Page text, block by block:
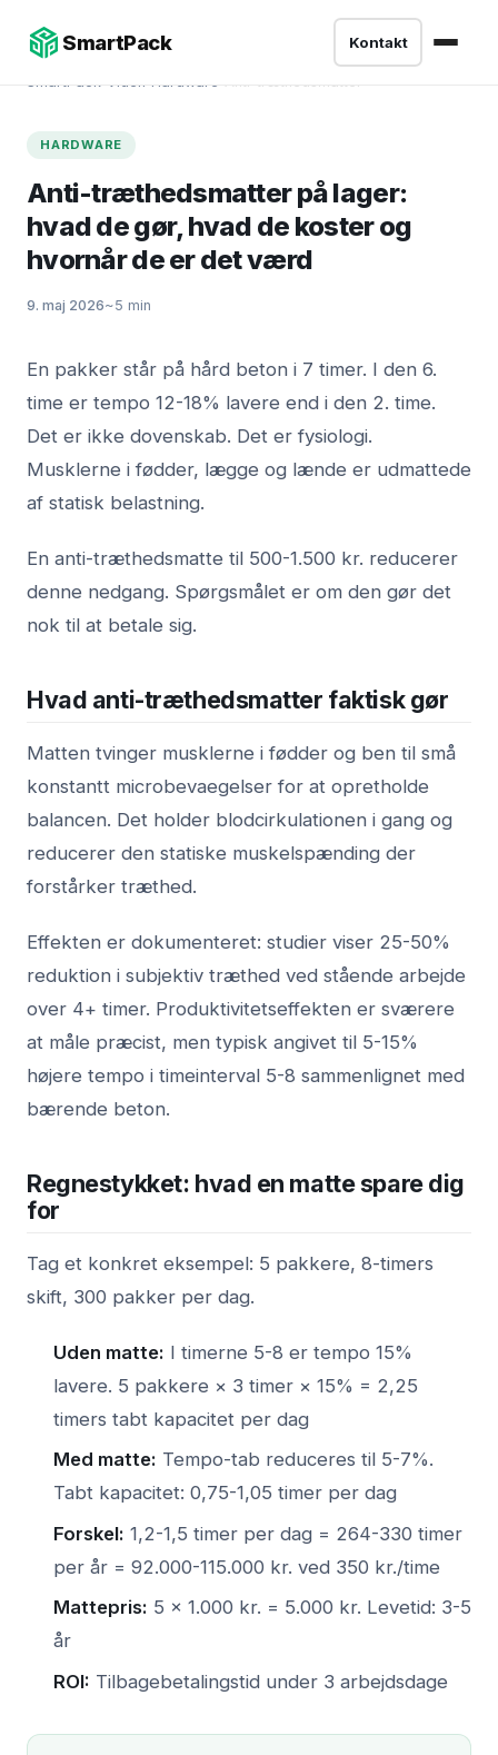
SmartPack Kontakt
SmartPack Viden Hardware Anti-træthedsmatter
HARDWARE
Anti-træthedsmatter på lager:
hvad de gør, hvad de koster og
hvornår de er det værd
9. maj 2026~5 min
En pakker står på hård beton i 7 timer. I den 6.
time er tempo 12-18% lavere end i den 2. time.
Det er ikke dovenskab. Det er fysiologi.
Musklerne i fødder, lægge og lænde er udmattede
af statisk belastning.
En anti-træthedsmatte til 500-1.500 kr. reducerer
denne nedgang. Spørgsmålet er om den gør det
nok til at betale sig.
Hvad anti-træthedsmatter faktisk gør
Matten tvinger musklerne i fødder og ben til små
konstantt microbevaegelser for at opretholde
balancen. Det holder blodcirkulationen i gang og
reducerer den statiske muskelspænding der
forstårker træthed.
Effekten er dokumenteret: studier viser 25-50%
reduktion i subjektiv træthed ved stående arbejde
over 4+ timer. Produktivitetseffekten er sværere
at måle præcist, men typisk angivet til 5-15%
højere tempo i timeinterval 5-8 sammenlignet med
bærende beton.
Regnestykket: hvad en matte spare dig
for
Tag et konkret eksempel: 5 pakkere, 8-timers
skift, 300 pakker per dag.
Uden matte: I timerne 5-8 er tempo 15%
lavere. 5 pakkere × 3 timer × 15% = 2,25
timers tabt kapacitet per dag
Med matte: Tempo-tab reduceres til 5-7%.
Tabt kapacitet: 0,75-1,05 timer per dag
Forskel: 1,2-1,5 timer per dag = 264-330 timer
per år = 92.000-115.000 kr. ved 350 kr./time
Mattepris: 5 × 1.000 kr. = 5.000 kr. Levetid: 3-5
år
ROI: Tilbagebetalingstid under 3 arbejdsdage